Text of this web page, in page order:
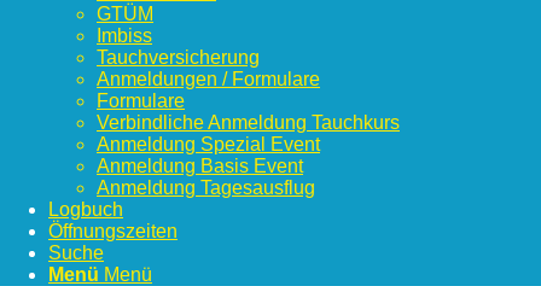
GTÜM
Imbiss
Tauchversicherung
Anmeldungen / Formulare
Formulare
Verbindliche Anmeldung Tauchkurs
Anmeldung Spezial Event
Anmeldung Basis Event
Anmeldung Tagesausflug
Logbuch
Öffnungszeiten
Suche
Menü Menü